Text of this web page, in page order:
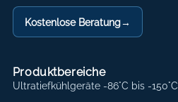
Kostenlose Beratung→
Produktbereiche
Ultratiefkühlgeräte -86°C bis -150°C